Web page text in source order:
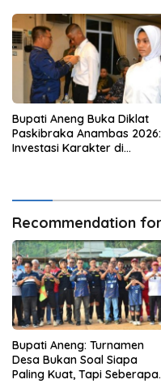
Bupati Aneng Buka Diklat
Paskibraka Anambas 2026:
Investasi Karakter di
Recommendation
Bupati Aneng: Turnamen
Desa Bukan Soal Siapa
Paling Kuat, Tapi Seberapa